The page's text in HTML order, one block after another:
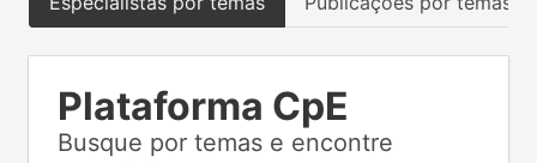
Plataforma CpE
Busque por temas e encontre